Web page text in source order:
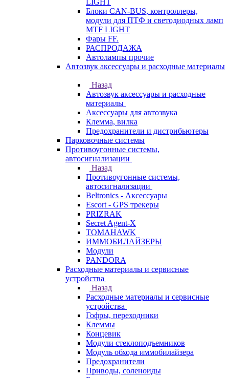
LIGHT
Блоки CAN-BUS, контроллеры,
модули для ПТФ и светодиодных ламп
MTF LIGHT
Фары FF.
РАСПРОДАЖА
Автолампы прочие
Автозвук аксессуары и расходные материалы
Назад
Автозвук аксессуары и расходные
материалы
Аксессуары для автозвука
Клемма, вилка
Предохранители и дистрибьютеры
Парковочные системы
Противоугонные системы,
автосигнализации
Назад
Противоугонные системы,
автосигнализации
Beltronics - Аксессуары
Escort - GPS трекеры
PRIZRAK
Secret Agent-X
TOMAHAWK
ИММОБИЛАЙЗЕРЫ
Модули
PANDORA
Расходные материалы и сервисные
устройства
Назад
Расходные материалы и сервисные
устройства
Гофры, переходники
Клеммы
Концевик
Модули стеклоподъемников
Модуль обхода иммобилайзера
Предохранители
Приводы, соленоиды